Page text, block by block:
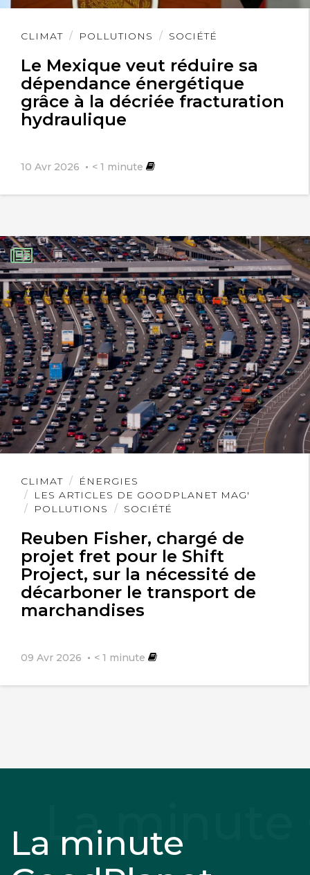
CLIMAT POLLUTIONS SOCIÉTÉ
Le Mexique veut réduire sa
dépendance énergétique
grâce à la décriée fracturation
hydraulique
10 Avr 2026 < 1 minute
Lire
CLIMAT
ÉNERGIES
LES ARTICLES DE GOODPLANET MAG'
POLLUTIONS
SOCIÉTÉ
Reuben Fisher, chargé de
projet fret pour le Shift
Project, sur la nécessité de
décarboner le transport de
marchandises
09 Avr 2026 < 1 minute
Lire
l'article
La minute